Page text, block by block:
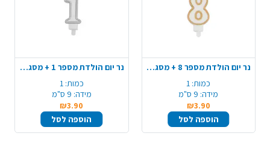
נר יום הולדת מספר 8 + מסגרת - זהב
כמות: 1
מידה: 9 ס"מ
₪3.90
הוספה לסל
נר יום הולדת מספר 1 + מסגרת - כסף
כמות: 1
מידה: 9 ס"מ
₪3.90
הוספה לסל